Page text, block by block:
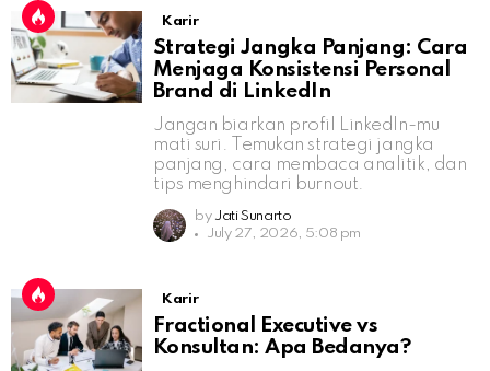
Karir
Strategi Jangka Panjang: Cara
Menjaga Konsistensi Personal
Brand di LinkedIn
Jangan biarkan profil LinkedIn-mu
mati suri. Temukan strategi jangka
panjang, cara membaca analitik, dan
tips menghindari burnout.
by Jati Sunarto
July 27, 2026, 5:08 pm
Karir
Fractional Executive vs
Konsultan: Apa Bedanya?